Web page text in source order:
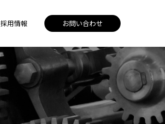
採用情報 お問い合わせ